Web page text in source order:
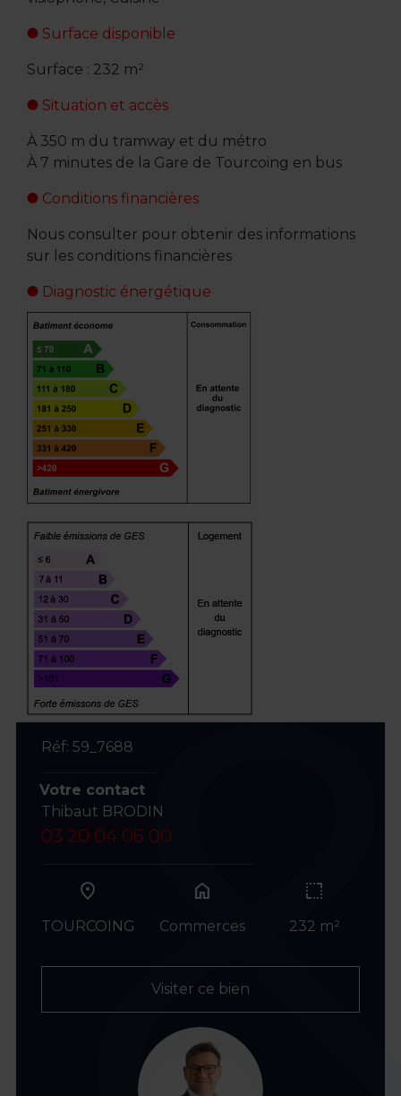
Surface disponible
Surface : 232 m²
Situation et accès
À 350 m du tramway et du métro
À 7 minutes de la Gare de Tourcoing en bus
Conditions financières
Nous consulter pour obtenir des informations
sur les conditions financières
Diagnostic énergétique
Réf: 59_7688
Votre contact
Thibaut BRODIN
03 20 04 06 00
TOURCOING
home
Commerces 232 m²
Visiter ce bien